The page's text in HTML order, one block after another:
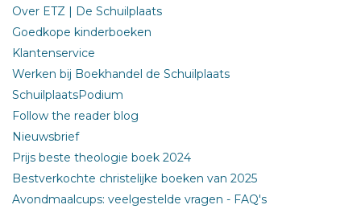
Over ETZ | De Schuilplaats
Goedkope kinderboeken
Klantenservice
Werken bij Boekhandel de Schuilplaats
SchuilplaatsPodium
Follow the reader blog
Nieuwsbrief
Prijs beste theologie boek 2024
Bestverkochte christelijke boeken van 2025
Avondmaalcups: veelgestelde vragen - FAQ's